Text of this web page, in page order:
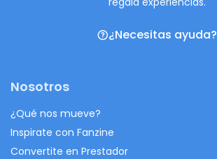
¿Necesitas ayuda?
Nosotros
¿Qué nos mueve?
Inspirate con Fanzine
Convertite en Prestador